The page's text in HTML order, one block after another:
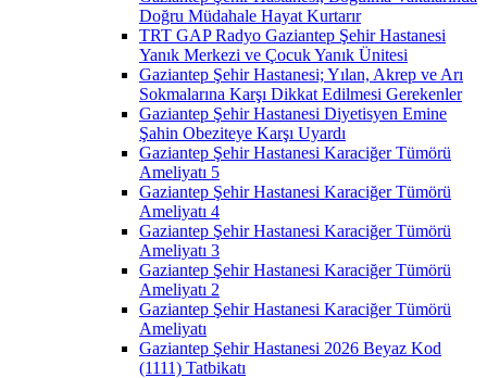
Doğru Müdahale Hayat Kurtarır
TRT GAP Radyo Gaziantep Şehir Hastanesi
Yanık Merkezi ve Çocuk Yanık Ünitesi
Gaziantep Şehir Hastanesi; Yılan, Akrep ve Arı
Sokmalarına Karşı Dikkat Edilmesi Gerekenler
Gaziantep Şehir Hastanesi Diyetisyen Emine
Şahin Obeziteye Karşı Uyardı
Gaziantep Şehir Hastanesi Karaciğer Tümörü
Ameliyatı 5
Gaziantep Şehir Hastanesi Karaciğer Tümörü
Ameliyatı 4
Gaziantep Şehir Hastanesi Karaciğer Tümörü
Ameliyatı 3
Gaziantep Şehir Hastanesi Karaciğer Tümörü
Ameliyatı 2
Gaziantep Şehir Hastanesi Karaciğer Tümörü
Ameliyatı
Gaziantep Şehir Hastanesi 2026 Beyaz Kod
(1111) Tatbikatı